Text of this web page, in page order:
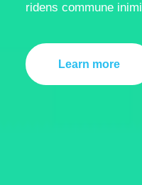
ridens commune
Learn more